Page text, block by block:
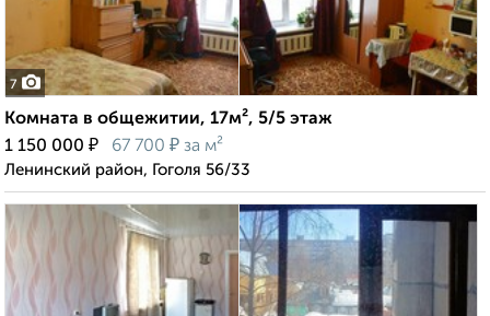
7
Комната в общежитии, 17м², 5/5 этаж
1 150 000 ₽ 67 700 ₽ за м²
Ленинский район, Гоголя 56/33